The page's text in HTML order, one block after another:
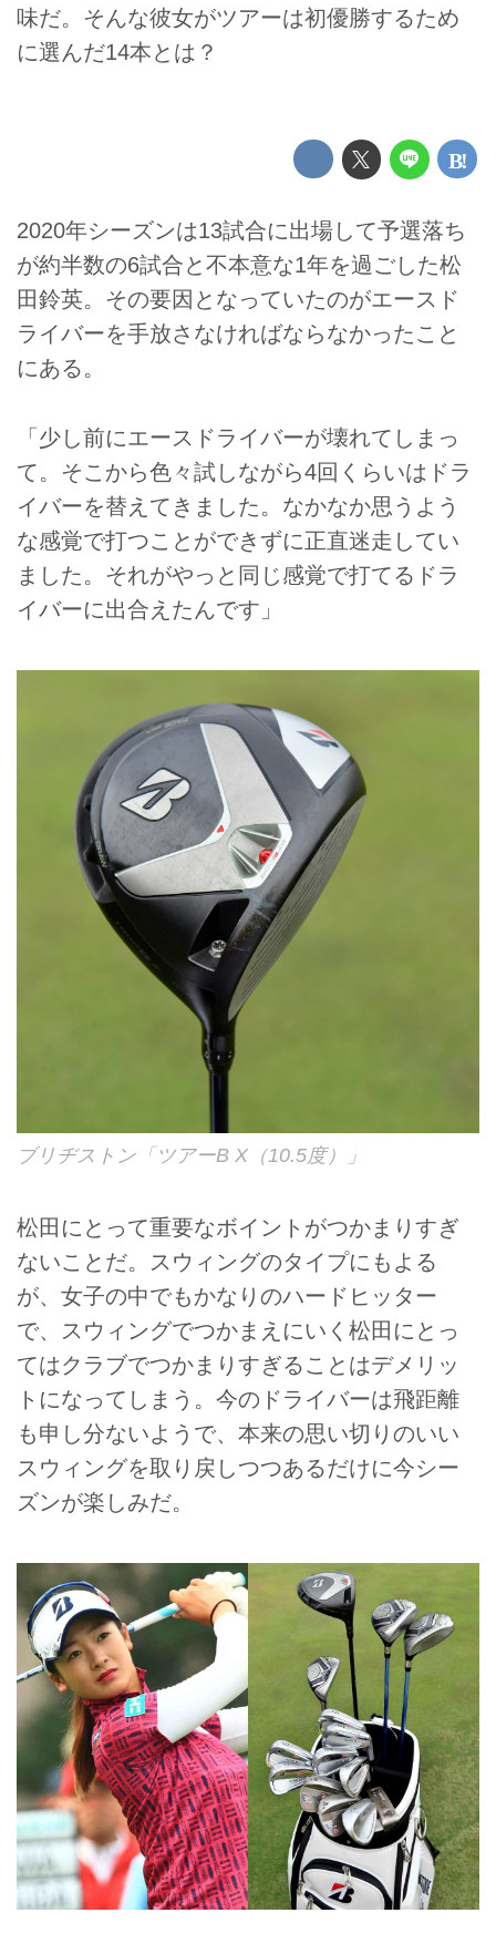
味だ。そんな彼女がツアーは初優勝するため
に選んだ14本とは？
2020年シーズンは13試合に出場して予選落ち
が約半数の6試合と不本意な1年を過ごした松
田鈴英。その要因となっていたのがエースド
ライバーを手放さなければならなかったこと
にある。
「少し前にエースドライバーが壊れてしまっ
て。そこから色々試しながら4回くらいはドラ
イバーを替えてきました。なかなか思うよう
な感覚で打つことができずに正直迷走してい
ました。それがやっと同じ感覚で打てるドラ
イバーに出合えたんです」
ブリヂストン「ツアーB X（10.5度）」
松田にとって重要なボイントがつかまりすぎ
ないことだ。スウィングのタイプにもよる
が、女子の中でもかなりのハードヒッター
で、スウィングでつかまえにいく松田にとっ
てはクラブでつかまりすぎることはデメリッ
トになってしまう。今のドライバーは飛距離
も申し分ないようで、本来の思い切りのいい
スウィングを取り戻しつつあるだけに今シー
ズンが楽しみだ。